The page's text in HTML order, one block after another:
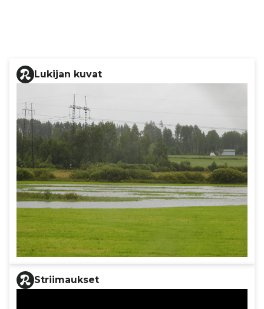
Lukijan kuvat
Striimaukset